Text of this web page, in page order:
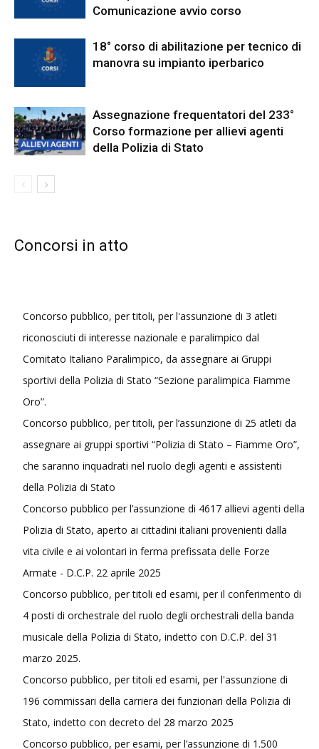
Comunicazione avvio corso
18° corso di abilitazione per tecnico di
manovra su impianto iperbarico
Assegnazione frequentatori del 233°
Corso formazione per allievi agenti
della Polizia di Stato
Concorsi in atto
Concorso pubblico, per titoli, per l'assunzione di 3 atleti
riconosciuti di interesse nazionale e paralimpico dal
Comitato Italiano Paralimpico, da assegnare ai Gruppi
sportivi della Polizia di Stato “Sezione paralimpica Fiamme
Oro”.
Concorso pubblico, per titoli, per l’assunzione di 25 atleti da
assegnare ai gruppi sportivi “Polizia di Stato – Fiamme Oro”,
che saranno inquadrati nel ruolo degli agenti e assistenti
della Polizia di Stato
Concorso pubblico per l’assunzione di 4617 allievi agenti della
Polizia di Stato, aperto ai cittadini italiani provenienti dalla
vita civile e ai volontari in ferma prefissata delle Forze
Armate - D.C.P. 22 aprile 2025
Concorso pubblico, per titoli ed esami, per il conferimento di
4 posti di orchestrale del ruolo degli orchestrali della banda
musicale della Polizia di Stato, indetto con D.C.P. del 31
marzo 2025.
Concorso pubblico, per titoli ed esami, per l'assunzione di
196 commissari della carriera dei funzionari della Polizia di
Stato, indetto con decreto del 28 marzo 2025
Concorso pubblico, per esami, per l’assunzione di 1.500